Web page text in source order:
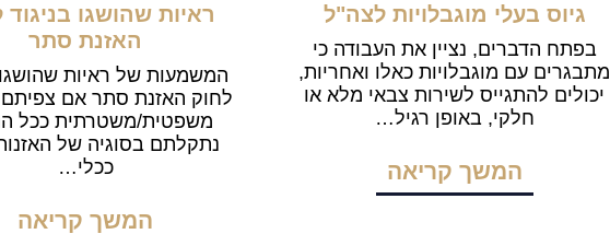
גיוס בעלי מוגבלויות לצה"ל
בפתח הדברים, נציין את העבודה כי
מתבגרים עם מוגבלויות כאלו ואחריות,
יכולים להתגייס לשירות צבאי מלא או
חלקי, באופן רגיל…
המשך קריאה
ראיות שהושגו בניגוד
האזנת סתר
המשמעות של ראיות שהושגו
לחוק האזנת סתר אם
משפטית/משטרתית ככל
נתקלתם בסוגיה של
ככלי…
המשך קריאה